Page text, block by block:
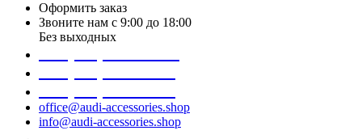
Оформить заказ
Звоните нам с 9:00 до 18:00
Без выходных
office@audi-accessories.shop
info@audi-accessories.shop